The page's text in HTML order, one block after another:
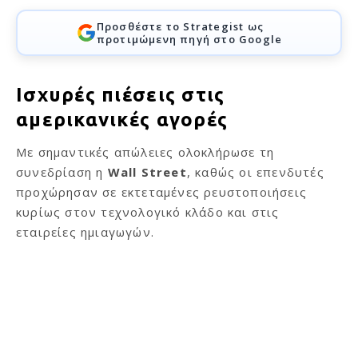
Προσθέστε το Strategist ως
προτιμώμενη πηγή στο Google
Ισχυρές πιέσεις στις
αμερικανικές αγορές
Με σημαντικές απώλειες ολοκλήρωσε τη
συνεδρίαση η Wall Street, καθώς οι επενδυτές
προχώρησαν σε εκτεταμένες ρευστοποιήσεις
κυρίως στον τεχνολογικό κλάδο και στις
εταιρείες ημιαγωγών.